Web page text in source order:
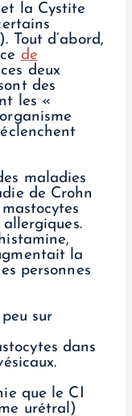
la Cystite
Tout d’abord,
de
deux
des
les «
maladies
de Crohn
la
personnes
sur
dans
que le CI
urétral)